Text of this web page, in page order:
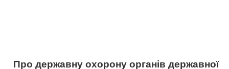
Про державну охорону органів державної